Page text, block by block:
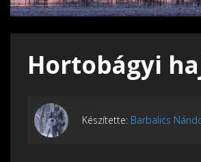
Hortobágyi
Készítette: Barbalics